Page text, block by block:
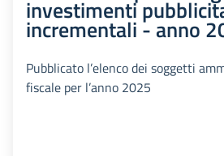
investimenti
incrementali - anno
Pubblicato l’elenco dei soggetti
fiscale per l’anno 2025